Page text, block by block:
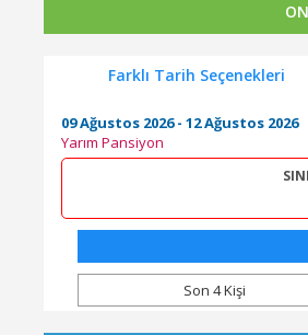
Farklı Tarih Seçenekleri
09 Ağustos 2026 - 12 Ağustos 2026
Yarım Pansiyon
Son 4 Kişi